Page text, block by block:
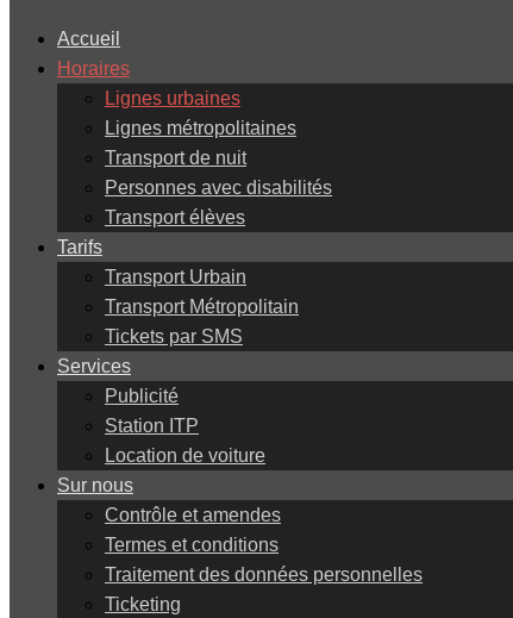
Accueil
Horaires
Lignes urbaines
Lignes métropolitaines
Transport de nuit
Personnes avec disabilités
Transport élèves
Tarifs
Transport Urbain
Transport Métropolitain
Tickets par SMS
Services
Publicité
Station ITP
Location de voiture
Sur nous
Contrôle et amendes
Termes et conditions
Traitement des données personnelles
Ticketing